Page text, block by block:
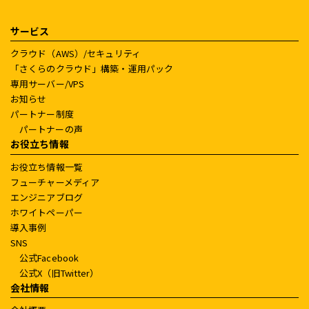
サービス
クラウド（AWS）/セキュリティ
「さくらのクラウド」構築・運用パック
専用サーバー/VPS
お知らせ
パートナー制度
パートナーの声
お役立ち情報
お役立ち情報一覧
フューチャーメディア
エンジニアブログ
ホワイトペーパー
導入事例
SNS
公式Facebook
公式X（旧Twitter）
会社情報